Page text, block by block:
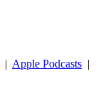
| Apple Podcasts |